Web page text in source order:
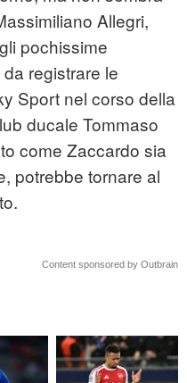
Allegri,
pochissime
registrare le
Sport nel corso della
ducale Tommaso
come Zaccardo sia
potrebbe tornare al
Content sponsored by Outbrain